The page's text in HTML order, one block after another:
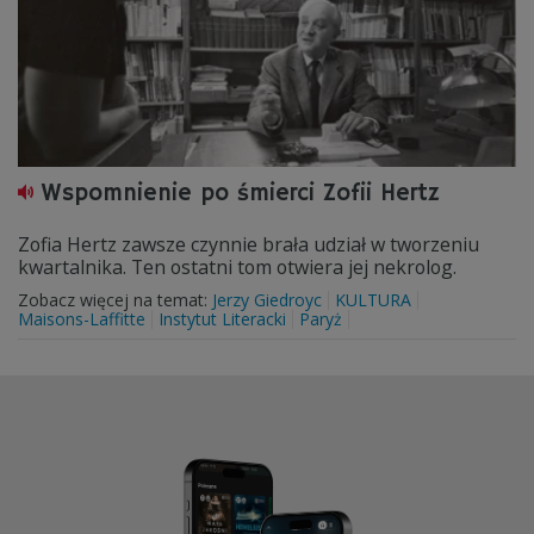
Wspomnienie po śmierci Zofii Hertz
Zofia Hertz zawsze czynnie brała udział w tworzeniu
kwartalnika. Ten ostatni tom otwiera jej nekrolog.
Zobacz więcej na temat: Jerzy Giedroyc
KULTURA
Maisons-Laffitte
Instytut Literacki Paryż